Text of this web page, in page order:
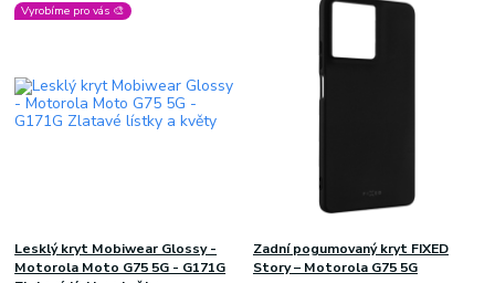
Vyrobíme pro vás 🎨
Lesklý kryt Mobiwear Glossy -
Motorola Moto G75 5G - G171G
Zadní pogumovaný kryt FIXED
Story – Motorola G75 5G